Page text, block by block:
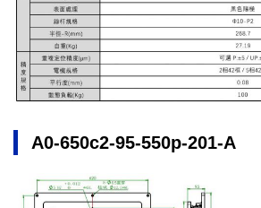
A0-650c2-95-550p-201-A